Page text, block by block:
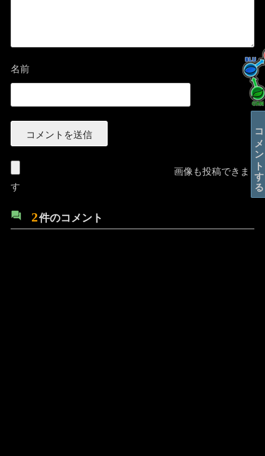
名前
画像も投稿できま
す
2件のコメント
コメントする